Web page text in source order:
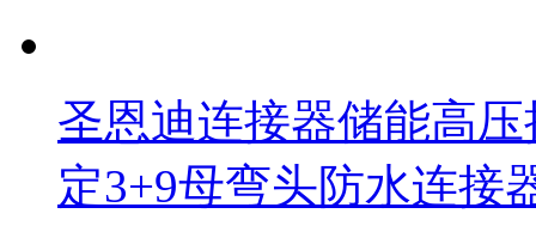
圣恩迪连接器储能高
定3+9母弯头防水连接